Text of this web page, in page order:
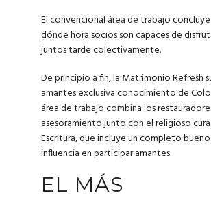
El convencional área de trabajo concluye
dónde hora socios son capaces de
juntos tarde colectivamente.
De principio a fin, la Matrimonio Refresh
amantes exclusiva conocimiento de
área de trabajo combina los
asesoramiento junto con el religioso
Escritura, que incluye un completo
influencia en participar amantes.
EL MÁS